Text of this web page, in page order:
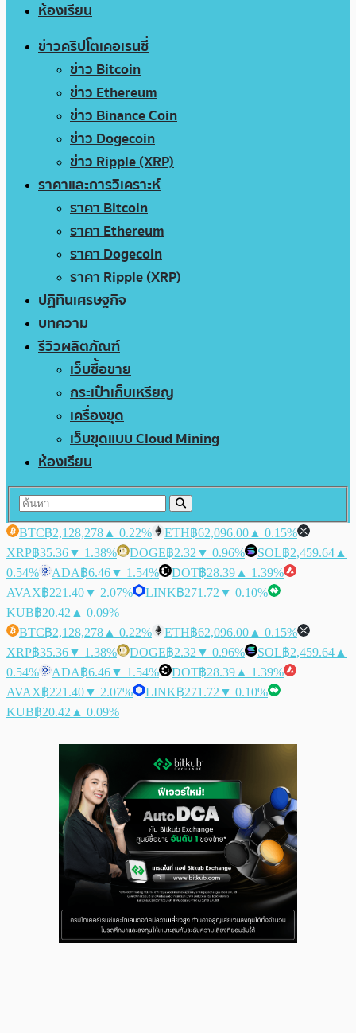
ห้องเรียน
ข่าวคริปโตเคอเรนซี่
ข่าว Bitcoin
ข่าว Ethereum
ข่าว Binance Coin
ข่าว Dogecoin
ข่าว Ripple (XRP)
ราคาและการวิเคราะห์
ราคา Bitcoin
ราคา Ethereum
ราคา Dogecoin
ราคา Ripple (XRP)
ปฏิทินเศรษฐกิจ
บทความ
รีวิวผลิตภัณฑ์
เว็บซื้อขาย
กระเป๋าเก็บเหรียญ
เครื่องขุด
เว็บขุดแบบ Cloud Mining
ห้องเรียน
BTC฿2,128,278 ▲ 0.22% ETH฿62,096.00 ▲ 0.15%
XRP฿35.36▼ 1.38% DOGE฿2.32 ▼ 0.96% SOL฿2,459.64 ▲
0.54%
ADA฿6.46▼ 1.54% DOT฿28.39 ▲ 1.39%
AVAX฿221.40▼ 2.07% LINK฿271.72 ▼ 0.10%
KUB฿20.42 ▲ 0.09%
BTC฿2,128,278 ▲ 0.22% ETH฿62,096.00 ▲ 0.15%
XRP฿35.36▼ 1.38% DOGE฿2.32 ▼ 0.96% SOL฿2,459.64 ▲
0.54%
ADA฿6.46▼ 1.54% DOT฿28.39 ▲ 1.39%
AVAX฿221.40▼ 2.07% LINK฿271.72 ▼ 0.10%
KUB฿20.42 ▲ 0.09%